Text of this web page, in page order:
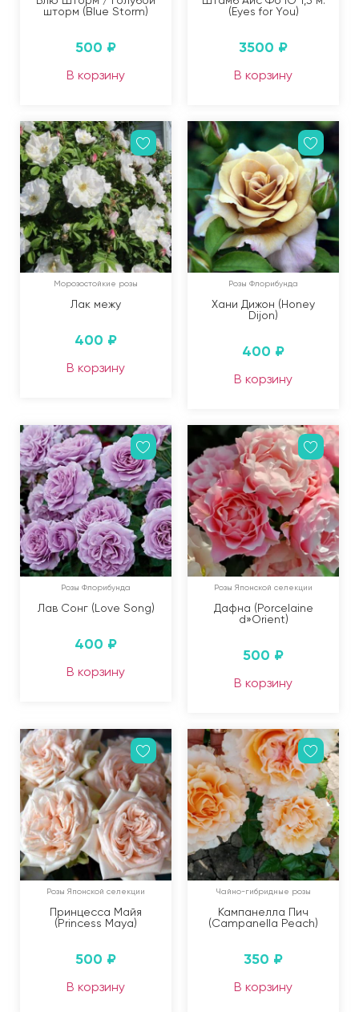
шторм (Blue Storm)
500 ₽
В корзину
(Eyes for You)
3500 ₽
В корзину
Морозостойкие розы
Лак межу
400 ₽
В корзину
Розы Флорибунда
Хани Дижон (Honey
Dijon)
400 ₽
В корзину
Розы Флорибунда
Лав Сонг (Love Song)
400 ₽
В корзину
Розы Японской селекции
Дафна (Porcelaine
d»Orient)
500 ₽
В корзину
Розы Японской селекции
Принцесса Майя
(Princess Maya)
500 ₽
В корзину
Чайно-гибридные розы
Кампанелла Пич
(Campanella Peach)
350 ₽
В корзину